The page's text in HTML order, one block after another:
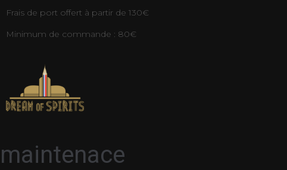
Frais de port offert à partir de 130€
Minimum de commande : 80€
maintenace